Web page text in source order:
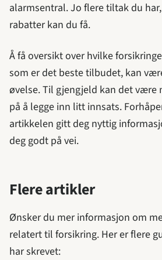
alarmsentral. Jo flere tiltak du
rabatter kan du få.
Å få oversikt over hvilke
som er det beste tilbudet, kan
øvelse. Til gjengjeld kan det være
på å legge inn litt innsats.
artikkelen gitt deg nyttig
deg godt på vei.
Flere artikler
Ønsker du mer informasjon om
relatert til forsikring. Her er flere
har skrevet: